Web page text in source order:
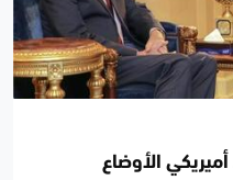
الأوضاع